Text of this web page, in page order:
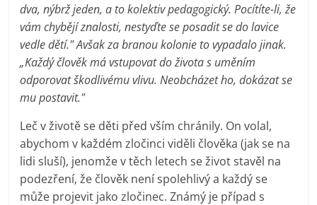
dva, nýbrž jeden, a to kolektiv pedagogický. Pocítíte-li, že
vám chybějí znalosti, nestyďte se posadit se do lavice
vedle dětí." Avšak za branou kolonie to vypadalo jinak.
„Každý člověk má vstupovat do života s uměním
odporovat škodlivému vlivu. Neobcházet ho, dokázat se
mu postavit."
Leč v životě se děti před vším chránily. On volal,
abychom v každém zločinci viděli člověka (jak se na
lidi sluší), jenomže v těch letech se život stavěl na
podezření, že člověk není spolehlivý a každý se
může projevit jako zločinec. Známý je případ s